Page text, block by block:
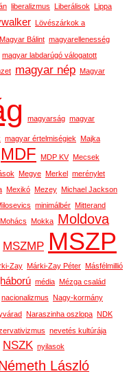
liberalizmus Liberálisok Lippa
Lövészárkok a
Magyar Bálint magyarellenesség
magyar labdarúgó válogatott
magyar nép Magyar
magyarság magyar
magyar értelmiségiek Majka
MDF MDP KV Mecsek
Megye Merkel merénylet
Mexikó Mezey Michael Jackson
minimálbér Mitterand
Mohács Mokka Moldova
MSZMP MSZP
Zay Márki-Zay Péter Másfélmillió
média Mézga család
nacionalizmus Nagy-kormány
Naraszinha oszlopa NDK
nevetés kultúrája
NSZK nyilasok
László